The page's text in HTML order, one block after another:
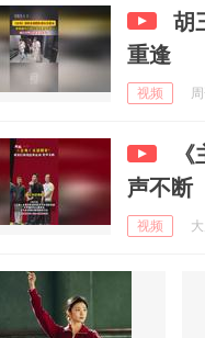
胡
重逢
视频
声不断
视频